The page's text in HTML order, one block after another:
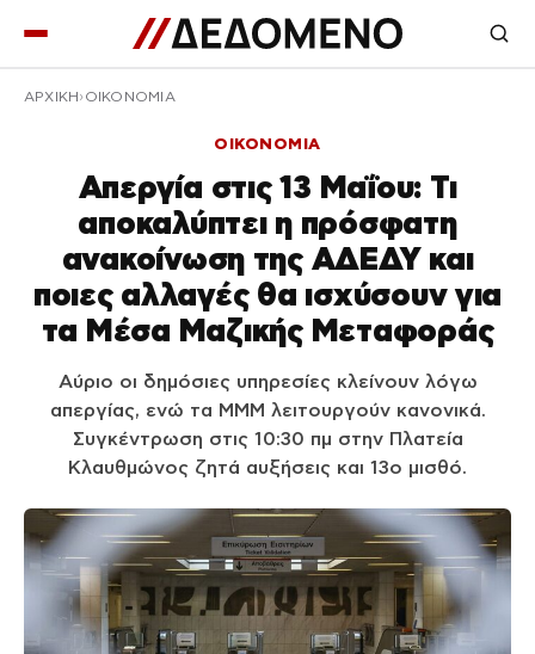
ΑΡΧΙΚΉ ΟΙΚΟΝΟΜΙΑ
ΟΙΚΟΝΟΜΙΑ
Απεργία στις 13 Μαΐου: Τι
αποκαλύπτει η πρόσφατη
ανακοίνωση της ΑΔΕΔΥ και
ποιες αλλαγές θα ισχύσουν για
τα Μέσα Μαζικής Μεταφοράς
Αύριο οι δημόσιες υπηρεσίες κλείνουν λόγω
απεργίας, ενώ τα ΜΜΜ λειτουργούν κανονικά.
Συγκέντρωση στις 10:30 πμ στην Πλατεία
Κλαυθμώνος ζητά αυξήσεις και 13ο μισθό.